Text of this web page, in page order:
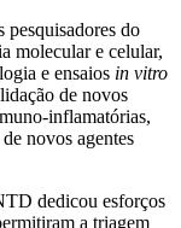
pesquisadores do
molecular e celular,
e ensaios in vitro
de novos
inflamatórias,
novos agentes
dedicou esforços
a triagem